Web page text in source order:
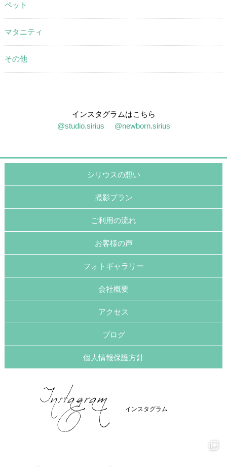
ペット
マタニティ
その他
インスタグラムはこちら
@studio.sirius
@newborn.sirius
シリウスの想い
撮影プラン
ご利用の流れ
お客様の声
フォトギャラリー
会社概要
アクセス
ブログ
個人情報保護方針
インスタグラム